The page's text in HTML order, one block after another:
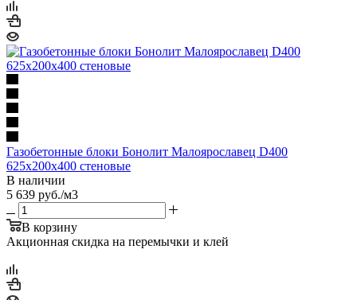
Газобетонные блоки Бонолит Малоярославец D400
625х200х400 стеновые
В наличии
5 639 руб./м3
В корзину
Акционная скидка на перемычки и клей